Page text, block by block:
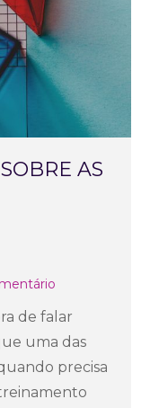
AS
de falar
uma das
precisa